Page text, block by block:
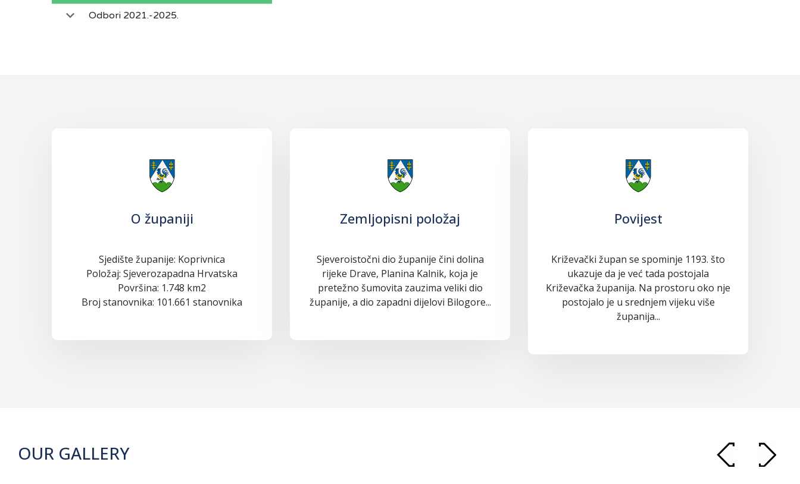
Odbori 2021.-2025.
O županiji
Sjedište županije: Koprivnica
Položaj: Sjeverozapadna Hrvatska
Površina: 1.748 km2
Broj stanovnika: 101.661 stanovnika
Zemljopisni položaj
Sjeveroistočni dio županije čini dolina
rijeke Drave, Planina Kalnik, koja je
pretežno šumovita zauzima veliki dio
županije, a dio zapadni dijelovi Bilogore...
Povijest
Križevački župan se spominje 1193. što
ukazuje da je već tada postojala
Križevačka županija. Na prostoru oko nje
postojalo je u srednjem vijeku više
županija...
OUR GALLERY